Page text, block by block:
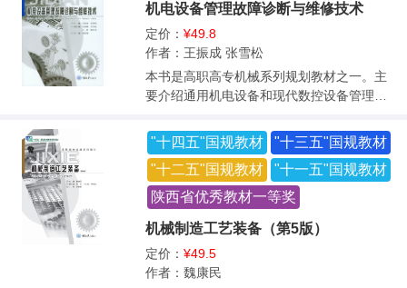
建模；复合建模。第二部分为加工模块（即C
AM模块），主要是机械零件和产品的数控加
工，包含6个项目：平面铣削加工；型腔铣削
加工；固定轴曲面轮廓铣削加工；多轴铣削
加工；综合加工；输出NC程序和车间工艺文
机电和机械制造等专业的专业课教材，也可
作为机械CAD/CAM软件取证的辅助教材，还
可作为机械加工行业工程技术人员的岗位培
训教材或自学教材。
机电设备管理故障诊断与维修技术
定价： ¥49.8
作者：王振成 张雪松
本书是高职高专机械系列规划教材之一。主
要介绍通用机电设备和现代数控设备管理、
础理论和应用技术两大部分。基础部分内容
包括设备管理学、设备前期管理、应用管
理、维修管理、信息管理、资料及档案管理
理论和方法，以及设备故障诊断学和诊断方
法；应用技术部分包括机电设备、液压设备
和数控系统的一般维修技术。全书重点介绍
了机械、电气、液压和数控设备的日常管
理、故障诊断和维修技术。每章最后配有复
"十四五"国规教材
"十三五"国规教材
"十二五"国规教材
"十一五"国规教材
陕西省优秀教材一等奖
机械制造工艺装备（第5版）
定价： ¥49.5
作者：魏康民